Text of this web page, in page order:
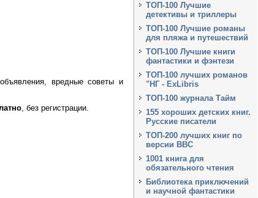
вредные советы и
, без регистрации.
ТОП-100 Лучшие
детективы и триллеры
ТОП-100 Лучшие романы
для пляжа и путешествий
ТОП-100 Лучшие книги
фантастики и фэнтези
ТОП-100 лучших романов
"НГ - ExLibris
ТОП-100 журнала Тайм
155 хороших детских книг.
Русские писатели
ТОП-200 лучших книг по
версии BBC
1001 книга для
обязательного чтения
Библиотека приключений
и научной фантастики